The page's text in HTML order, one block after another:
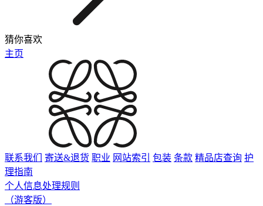
猜你喜欢
主页
联系我们 寄送&退货 职业 网站索引 包装 条款 精品店查询 护
理指南
个人信息处理规则
（游客版）